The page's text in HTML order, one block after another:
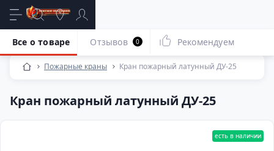
Пожарные краны Кран пожарный латунный ДУ-25
Кран пожарный латунный ДУ-25
Все о товаре Отзывов 0 Рекомендуем
есть в наличии